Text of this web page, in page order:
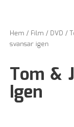
Hem / Film / DVD /
svansar igen
Tom &
Igen